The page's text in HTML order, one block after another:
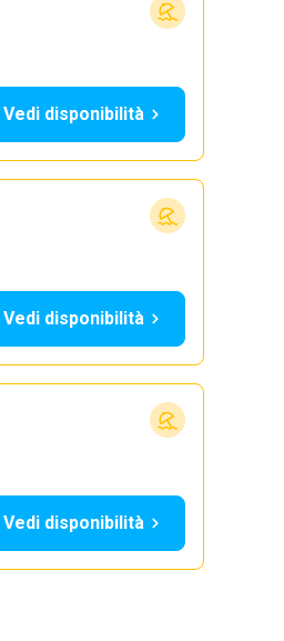
Vedi disponibilità
Vedi disponibilità
Vedi disponibilità